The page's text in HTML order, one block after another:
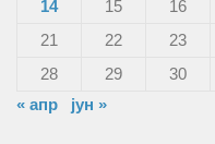
14
15 16
21
22 23
28
29 30
« апр
јун »